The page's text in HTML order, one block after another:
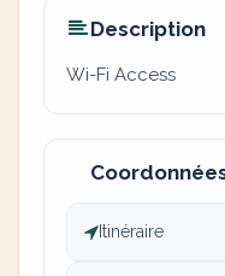
Description
Wi-Fi Access
Itinéraire